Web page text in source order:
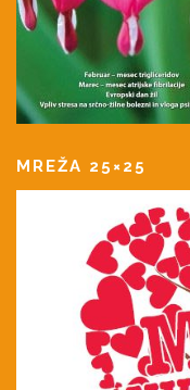
MREŽA 25×25